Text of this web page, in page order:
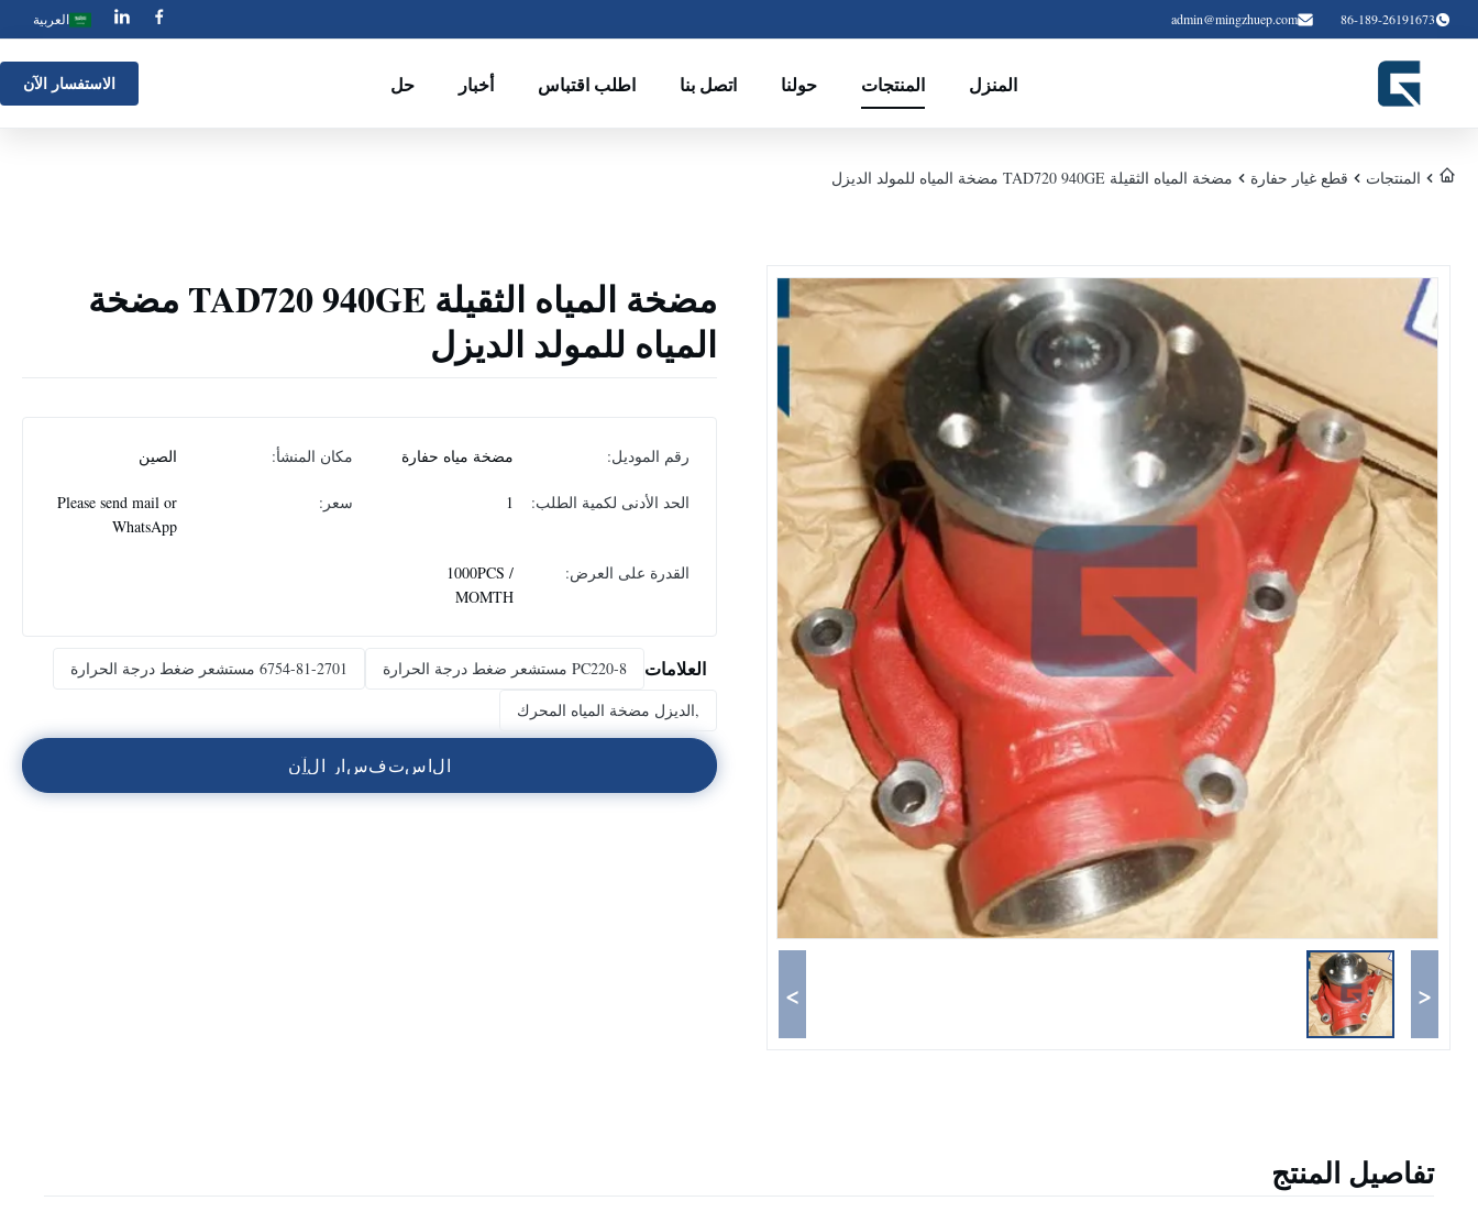
86-189-26191673
admin@mingzhuep.com العربية
المنزل المنتجات حولنا اتصل بنا اطلب اقتباس أخبار حل الاستفسار الآن
المنتجات قطع غيار حفارة مضخة المياه الثقيلة TAD720 940GE مضخة المياه للمولد الديزل
<
>
مضخة المياه الثقيلة TAD720 940GE مضخة
المياه للمولد الديزل
رقم الموديل: مضخة مياه حفارة مكان المنشأ: الصين
الحد الأدنى لكمية الطلب: 1 سعر:
Please send mail or
WhatsApp
القدرة على العرض:
1000PCS /
MOMTH
العلامات PC220-8 مستشعر ضغط درجة الحرارة
6754-81-2701 مستشعر ضغط درجة الحرارة
,الديزل مضخة المياه المحرك
الاستفسار الآن
تفاصيل المنتج